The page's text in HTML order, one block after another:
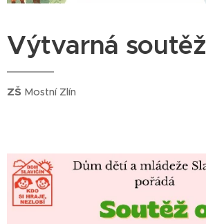
Výtvarná soutěž
ZŠ Mostní Zlín